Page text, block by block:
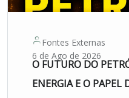
Fontes Externas
6 de Ago de 2026
O FUTURO DO
ENERGIA E O